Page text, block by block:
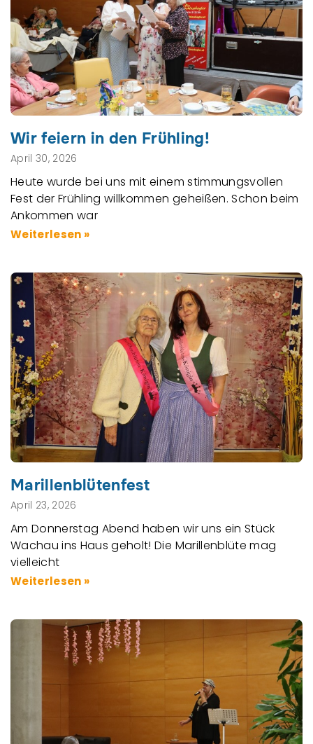
Wir feiern in den Frühling!
April 30, 2026
Heute wurde bei uns mit einem stimmungsvollen
Fest der Frühling willkommen geheißen. Schon beim
Ankommen war
Weiterlesen »
Marillenblütenfest
April 23, 2026
Am Donnerstag Abend haben wir uns ein Stück
Wachau ins Haus geholt! Die Marillenblüte mag
vielleicht
Weiterlesen »